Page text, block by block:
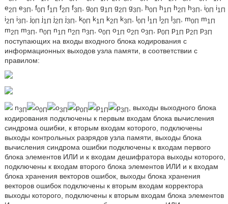
е2П е3П , f0П f1П f2П f3П , g0П g1П g2П g3П , h0П h1П h2П h3П , i0П i1П
i2П i3П , j0П j1П j2П j3П , k0П k1П k2П k3П , l0П l1П l2П l3П , m0П m1П
m2П m3П , n0П n1П n2П n3П , о0П о1П о2П о3П , р0П р1П р2П р3П
поступающих на входы входного блока кодирования с
информационных выходов узла памяти, в соответствии с
правилом:
n3П о0П о3П р0П р1П р3П
, выходы выходного блока
кодирования подключены к первым входам блока вычисления
синдрома ошибки, к вторым входам которого, подключены
выходы контрольных разрядов узла памяти, выходы блока
вычисления синдрома ошибки подключены к входам первого
блока элементов ИЛИ и к входам дешифратора выходы которого,
подключены к входам второго блока элементов ИЛИ и к входам
блока хранения векторов ошибок, выходы блока хранения
векторов ошибок подключены к вторым входам корректора
выходы которого, подключены к вторым входам блока элементов